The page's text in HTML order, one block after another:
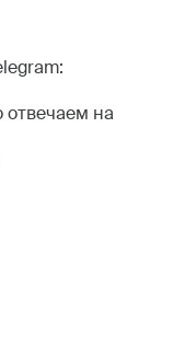
отвечаем на